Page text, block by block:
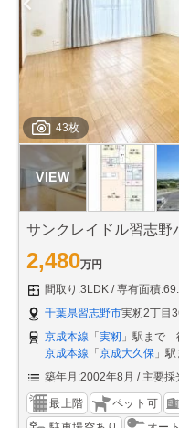
43枚
サンクレイドル習志野
2,480万円
間取り:3LDK
専有面積
千葉県習志野市実籾2丁目
京成本線 「実籾 」駅まで
京成本線 「京成大久保 」
築年月:2002年8月
主要採
最上階 ペット可